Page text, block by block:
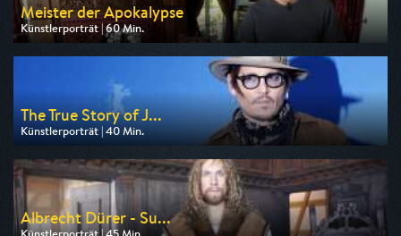
Meister der Apokalypse
Künstlerporträt | 60 Min.
Ausgestrahlt von Phoenix
am 07.08.2026, 22:30
The True Story of J...
Künstlerporträt | 40 Min.
Ausgestrahlt von 3sat
am 10.08.2026, 19:20
Albrecht Dürer - Su...